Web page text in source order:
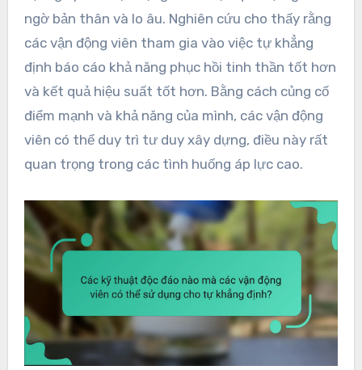
ngờ bản thân và lo âu. Nghiên cứu cho thấy rằng
các vận động viên tham gia vào việc tự khẳng
định báo cáo khả năng phục hồi tinh thần tốt hơn
và kết quả hiệu suất tốt hơn. Bằng cách củng cố
điểm mạnh và khả năng của mình, các vận động
viên có thể duy trì tư duy xây dựng, điều này rất
quan trọng trong các tình huống áp lực cao.